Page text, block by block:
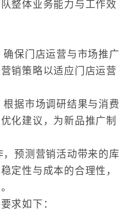
整体业务能力与工作效
确保门店运营与市场推广
销策略以适应门店运营
根据市场调研结果与消费
化建议，为新品推广制
，预测营销活动带来的库
定性与成本的合理性，
求如下：